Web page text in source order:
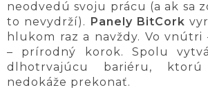
neodvedú svoju prácu (a ak sa
to nevydrží).
Panely BitCork
hlukom raz a navždy. Vo vnútri
– prírodný korok. Spolu
dlhotrvajúcu bariéru,
nedokáže prekonať.